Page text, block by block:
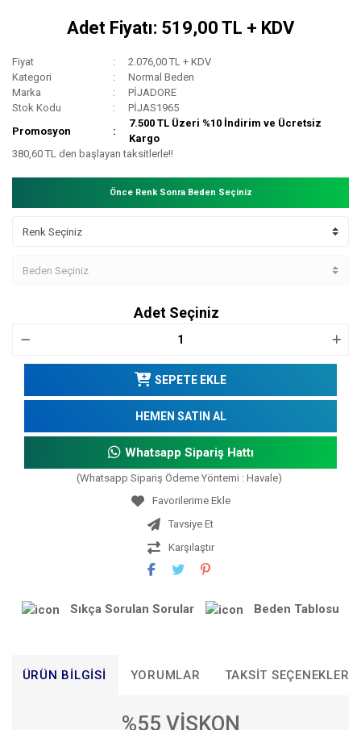
Adet Fiyatı: 519,00 TL + KDV
Fiyat
2.076,00 TL + KDV
Kategori
Normal Beden
Marka
PİJADORE
Stok Kodu
PİJAS1965
Promosyon
7.500 TL Üzeri %10 İndirim ve Ücretsiz
Kargo
380,60 TL den başlayan taksitlerle!!
Önce Renk Sonra Beden Seçiniz
Adet Seçiniz
SEPETE EKLE
HEMEN SATIN AL
Whatsapp Sipariş Hattı
(Whatsapp Sipariş Ödeme Yöntemi : Havale)
Tavsiye Et
Karşılaştır
Sıkça Sorulan Sorular Beden Tablosu
ÜRÜN BILGISI YORUMLAR TAKSIT SEÇENEKLERI
%55 VİSKON